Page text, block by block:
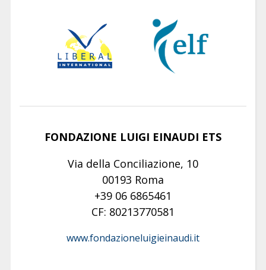
FONDAZIONE LUIGI EINAUDI ETS
Via della Conciliazione, 10
00193 Roma
+39 06 6865461
CF: 80213770581
www.fondazioneluigieinaudi.it